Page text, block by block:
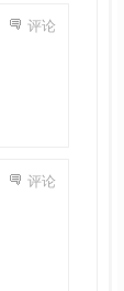
评论
评论